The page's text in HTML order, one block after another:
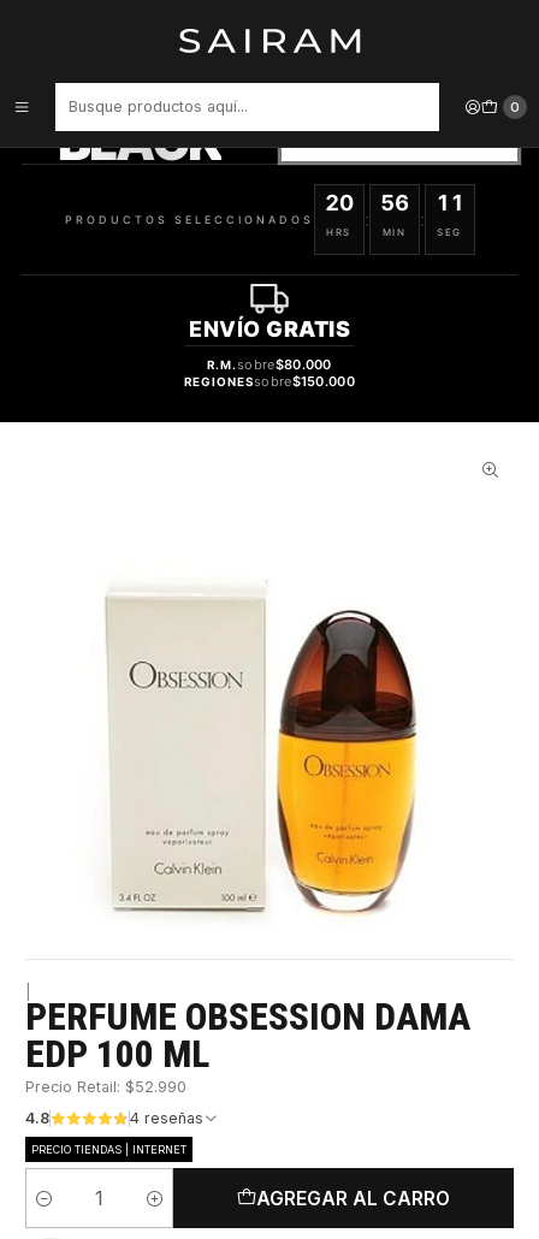
0
BLACK VER OFERTAS
PRODUCTOS SELECCIONADOS
20
HRS
:
56
MIN
:
10
SEG
ENVÍO GRATIS
R.M.sobre$80.000
REGIONESsobre$150.000
PERFUME OBSESSION DAMA
EDP 100 ML
Precio Retail: $52.990
4.8
4 reseñas
PRECIO TIENDAS | INTERNET
Cantidad
AGREGAR AL CARRO